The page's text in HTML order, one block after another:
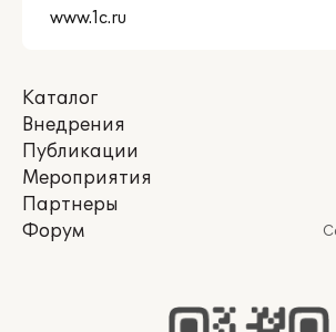
Каталог
Внедрения
Публикации
Мероприятия
Партнеры
Форум